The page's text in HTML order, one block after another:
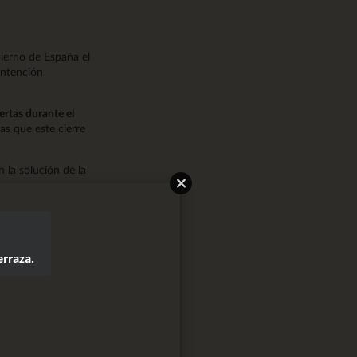
de España el
durante el
que este cierre
la solución de la